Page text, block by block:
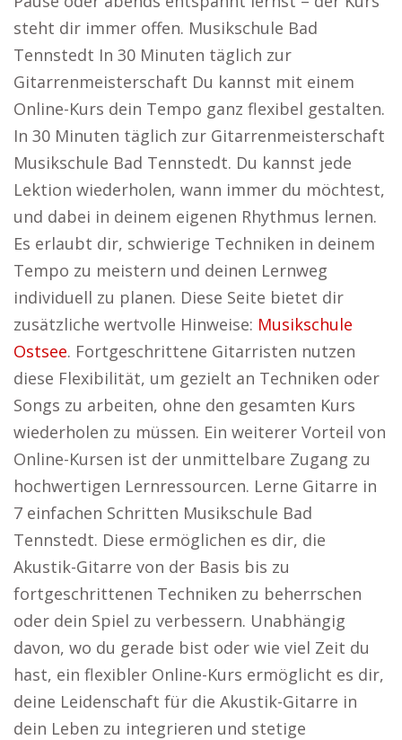
steht dir immer offen. Musikschule Bad
Tennstedt In 30 Minuten täglich zur
Gitarrenmeisterschaft Du kannst mit einem
Online-Kurs dein Tempo ganz flexibel gestalten.
In 30 Minuten täglich zur Gitarrenmeisterschaft
Musikschule Bad Tennstedt. Du kannst jede
Lektion wiederholen, wann immer du möchtest,
und dabei in deinem eigenen Rhythmus lernen.
Es erlaubt dir, schwierige Techniken in deinem
Tempo zu meistern und deinen Lernweg
individuell zu planen. Diese Seite bietet dir
zusätzliche wertvolle Hinweise: Musikschule
Ostsee. Fortgeschrittene Gitarristen nutzen
diese Flexibilität, um gezielt an Techniken oder
Songs zu arbeiten, ohne den gesamten Kurs
wiederholen zu müssen. Ein weiterer Vorteil von
Online-Kursen ist der unmittelbare Zugang zu
hochwertigen Lernressourcen. Lerne Gitarre in
7 einfachen Schritten Musikschule Bad
Tennstedt. Diese ermöglichen es dir, die
Akustik-Gitarre von der Basis bis zu
fortgeschrittenen Techniken zu beherrschen
oder dein Spiel zu verbessern. Unabhängig
davon, wo du gerade bist oder wie viel Zeit du
hast, ein flexibler Online-Kurs ermöglicht es dir,
deine Leidenschaft für die Akustik-Gitarre in
dein Leben zu integrieren und stetige